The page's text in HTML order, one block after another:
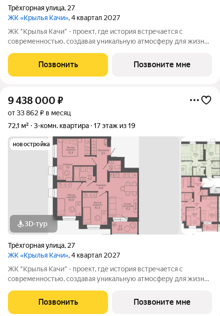
Трёхгорная улица, 27
ЖК «Крылья Качи», 4 квартал 2027
ЖК "Крылья Качи" - проект, где история встречается с
современностью, создавая уникальную атмосферу для жизни.
Дзержинского района Волгограда - в микрорайоне Кача, по
адресу ул. Трехгорная, 27 и
Позвонить Позвоните мне
9 438 000 ₽
от 33 862 ₽ в месяц
72,1 м²
3-комн. квартира 17 этаж из 19
новостройка
3D-тур
Трёхгорная улица, 27
ЖК «Крылья Качи», 4 квартал 2027
ЖК "Крылья Качи" - проект, где история встречается с
современностью, создавая уникальную атмосферу для жизни.
Дзержинского района Волгограда - в микрорайоне Кача, по
адресу ул. Трехгорная, 27 и
Позвонить Позвоните мне